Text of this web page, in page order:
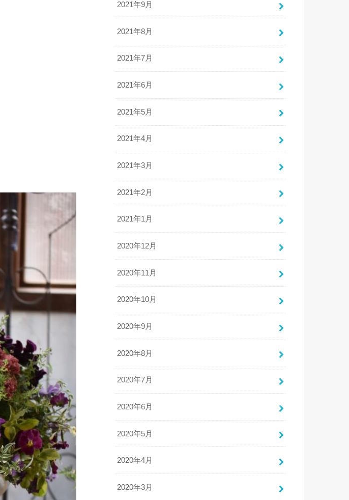
2021年9月
2021年8月
2021年7月
2021年6月
2021年5月
2021年4月
2021年3月
2021年2月
2021年1月
2020年12月
2020年11月
2020年10月
2020年9月
2020年8月
2020年7月
2020年6月
2020年5月
2020年4月
2020年3月